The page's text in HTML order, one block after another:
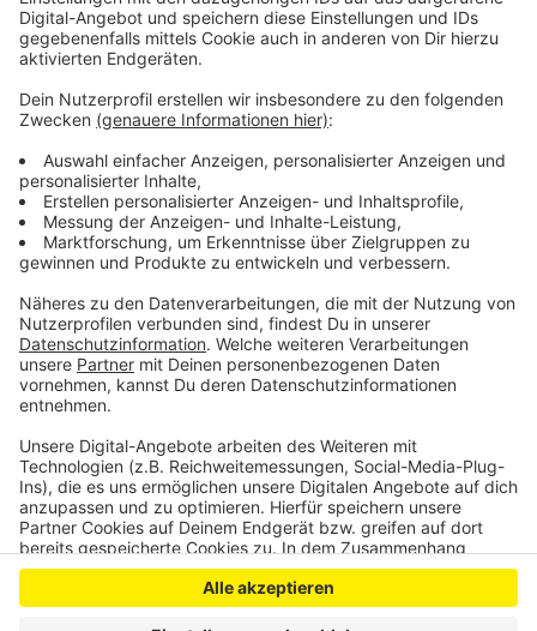
Anzeige
durch eine Holzverschalung und die Werbeanlage
abgehängt werden.
abgeschlossen sein. Was mit der Brandruine in Zukunft
ehemalige Restaurant erstmalig abgebrannt. Seitdem
gilt die Brandruine als Schandfleck in der Schlebuscher
Fußgängerzone.
Anzeige